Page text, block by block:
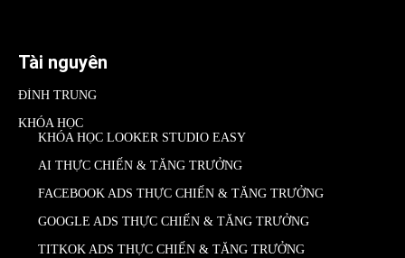
Tài nguyên
ĐÌNH TRUNG
KHÓA HỌC
KHÓA HỌC LOOKER STUDIO EASY
AI THỰC CHIẾN & TĂNG TRƯỞNG
FACEBOOK ADS THỰC CHIẾN & TĂNG TRƯỞNG
GOOGLE ADS THỰC CHIẾN & TĂNG TRƯỞNG
TITKOK ADS THỰC CHIẾN & TĂNG TRƯỞNG